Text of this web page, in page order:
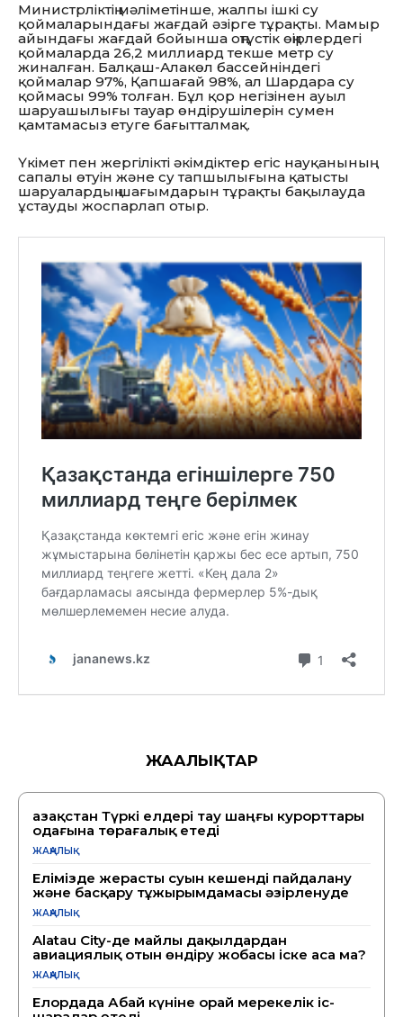
Министрліктің мәліметінше, жалпы ішкі су
қоймаларындағы жағдай әзірге тұрақты. Мамыр
айындағы жағдай бойынша оңтүстік өңірлердегі
қоймаларда 26,2 миллиард текше метр су
жиналған. Балқаш-Алакөл бассейніндегі
қоймалар 97%, Қапшағай 98%, ал Шардара су
қоймасы 99% толған. Бұл қор негізінен ауыл
шаруашылығы тауар өндірушілерін сумен
қамтамасыз етуге бағытталмақ.
Үкімет пен жергілікті әкімдіктер егіс науқанының
сапалы өтуін және су тапшылығына қатысты
шаруалардың шағымдарын тұрақты бақылауда
ұстауды жоспарлап отыр.
ЖАҢАЛЫҚТАР
Қазақстан Түркі елдері тау шаңғы курорттары
одағына төрағалық етеді
ЖАҢАЛЫҚ
Елімізде жерасты суын кешенді пайдалану
және басқару тұжырымдамасы әзірленуде
ЖАҢАЛЫҚ
Alatau City-де майлы дақылдардан
авиациялық отын өндіру жобасы іске аса ма?
ЖАҢАЛЫҚ
Елордада Абай күніне орай мерекелік іс-